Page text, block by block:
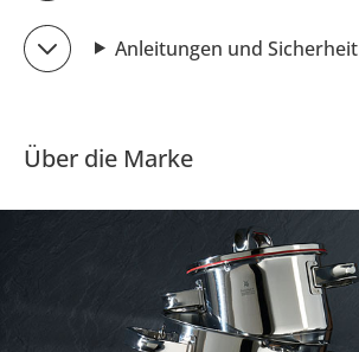
Anleitungen und Sicherheit
Über die Marke